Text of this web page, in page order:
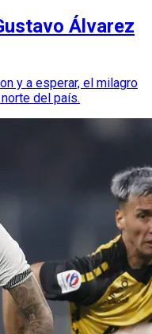
Álvarez
y a esperar, el milagro
del país.